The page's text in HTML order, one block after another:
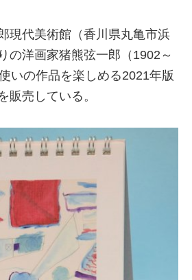
現代美術館（香川県丸亀市浜
の洋画家猪熊弦一郎（1902～
いの作品を楽しめる2021年版
販売している。